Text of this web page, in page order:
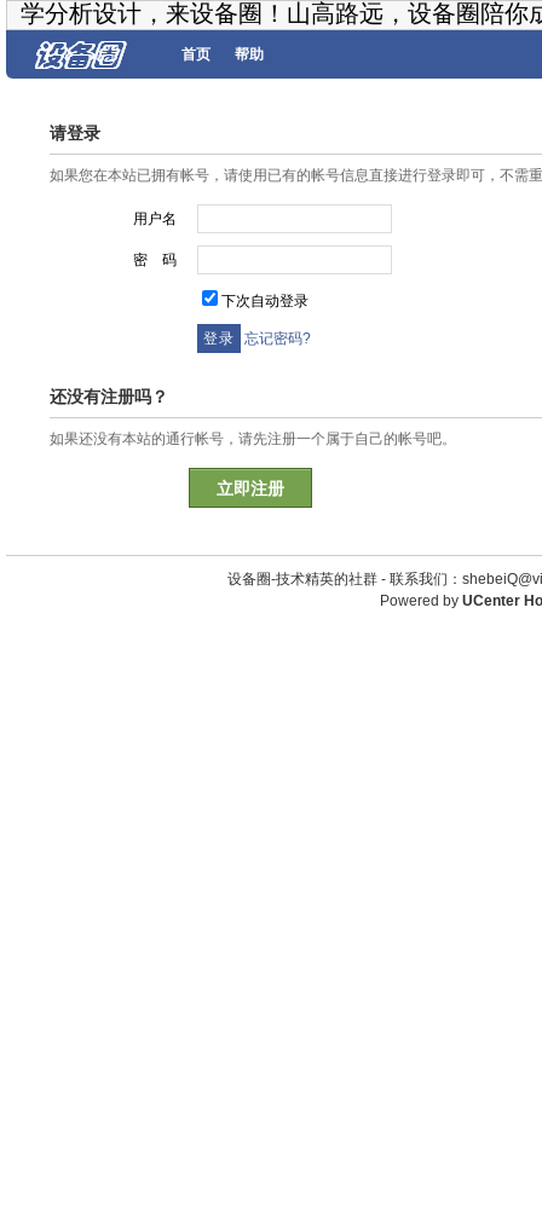
学分析设计，来设备圈！山高路远，设备圈陪你
首页 帮助
请登录
如果您在本站已拥有帐号，请使用已有的帐号信息直接进行登录即可，不需
用户名
密 码
下次自动登录
忘记密码?
还没有注册吗？
如果还没有本站的通行帐号，请先注册一个属于自己的帐号吧。
立即注册
设备圈-技术精英的社群 - 联系我们：
Powered by UCenter